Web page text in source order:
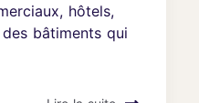
hôtels,
bâtiments qui